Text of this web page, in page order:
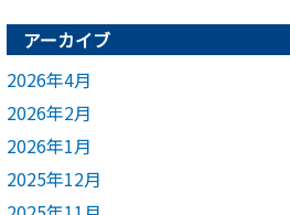
アーカイブ
2026年4月
2026年2月
2026年1月
2025年12月